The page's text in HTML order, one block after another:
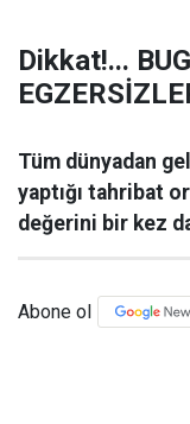
Dikkat!...
Tüm dünyadan
yaptığı tahribat
değerini bir kez
Abone ol